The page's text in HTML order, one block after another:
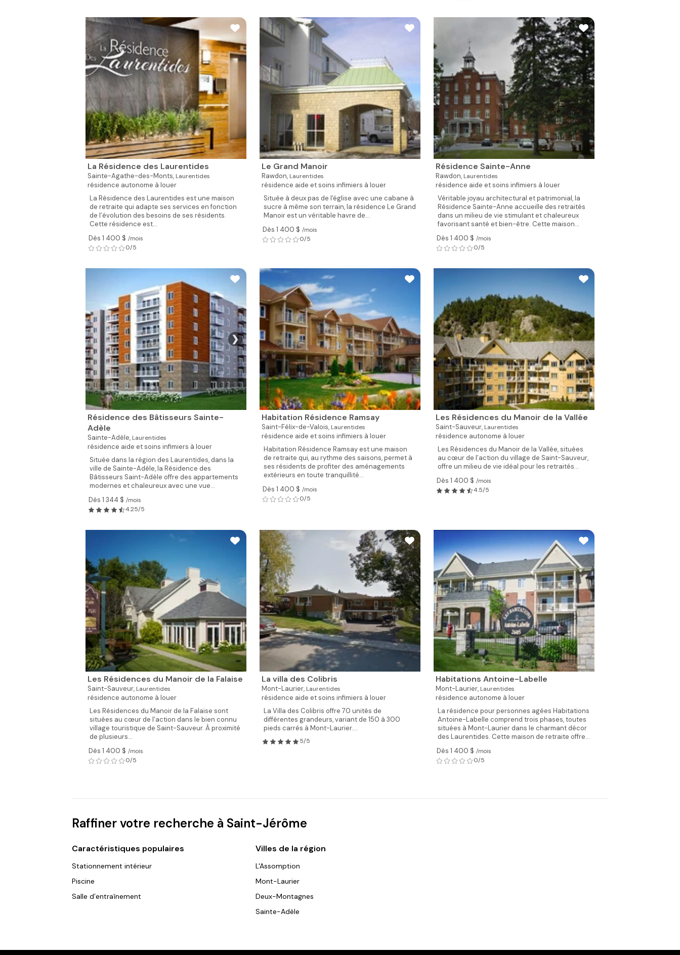
La Résidence des Laurentides
Sainte-Agathe-des-Monts, Laurentides
résidence autonome à louer
La Résidence des Laurentides est une maison
de retraite qui adapte ses services en fonction
de l’évolution des besoins de ses résidents.
Cette résidence est...
Dès 1 400 $ /mois
0/5
Le Grand Manoir
Rawdon, Laurentides
résidence aide et soins infimiers à louer
Située à deux pas de l'église avec une cabane à
sucre à même son terrain, la résidence Le Grand
Manoir est un véritable havre de...
Dès 1 400 $ /mois
0/5
Résidence Sainte-Anne
Rawdon, Laurentides
résidence aide et soins infimiers à louer
Véritable joyau architectural et patrimonial, la
Résidence Sainte-Anne accueille des retraités
dans un milieu de vie stimulant et chaleureux
favorisant santé et bien-être. Cette maison...
Dès 1 400 $ /mois
0/5
❯
Résidence des Bâtisseurs Sainte-
Adèle
Sainte-Adèle, Laurentides
résidence aide et soins infimiers à louer
Située dans la région des Laurentides, dans la
ville de Sainte-Adèle, la Résidence des
Bâtisseurs Saint-Adèle offre des appartements
modernes et chaleureux avec une vue...
Dès 1 344 $ /mois
4.25/5
Habitation Résidence Ramsay
Saint-Félix-de-Valois, Laurentides
résidence aide et soins infimiers à louer
Habitation Résidence Ramsay est une maison
de retraite qui, au rythme des saisons, permet à
ses résidents de profiter des aménagements
extérieurs en toute tranquillité...
Dès 1 400 $ /mois
0/5
Les Résidences du Manoir de la Vallée
Saint-Sauveur, Laurentides
résidence autonome à louer
Les Résidences du Manoir de la Vallée, situées
au cœur de l’action du village de Saint-Sauveur,
offre un milieu de vie idéal pour les retraités...
Dès 1 400 $ /mois
4.5/5
Les Résidences du Manoir de la Falaise
Saint-Sauveur, Laurentides
résidence autonome à louer
Les Résidences du Manoir de la Falaise sont
situées au cœur de l’action dans le bien connu
village touristique de Saint-Sauveur. À proximité
de plusieurs...
Dès 1 400 $ /mois
0/5
La villa des Colibris
Mont-Laurier, Laurentides
résidence aide et soins infimiers à louer
La Villa des Colibris offre 70 unités de
différentes grandeurs, variant de 150 à 300
pieds carrés à Mont-Laurier....
5/5
Habitations Antoine-Labelle
Mont-Laurier, Laurentides
résidence autonome à louer
La résidence pour personnes agées Habitations
Antoine-Labelle comprend trois phases, toutes
situées à Mont-Laurier dans le charmant décor
des Laurentides. Cette maison de retraite offre...
Dès 1 400 $ /mois
0/5
Raffiner votre recherche à Saint-Jérôme
Caractéristiques populaires
Stationnement intérieur
Piscine
Salle d’entraînement
Villes de la région
L'Assomption
Mont-Laurier
Deux-Montagnes
Sainte-Adèle